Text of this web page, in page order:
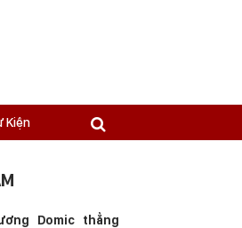
Kiện
Domic thẳng